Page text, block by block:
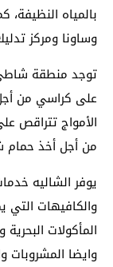
بالمياه
وساونا ومركز
توجد منطقة شاطئ
على كراسي من أجل
الأمواج تتراقص
من أجل أخذ
يوفر الشاليه
والكافيهات التي
المأكولات
وايضا المشروبات